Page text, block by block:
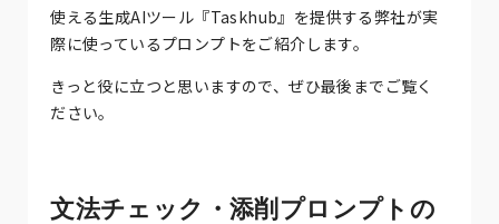
使える生成AIツール『Taskhub』を提供する弊社が実
際に使っているプロンプトをご紹介します。
きっと役に立つと思いますので、ぜひ最後までご覧く
ださい。
文法チェック・添削プロンプトの